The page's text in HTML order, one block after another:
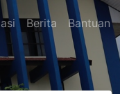
Berita Bantuan